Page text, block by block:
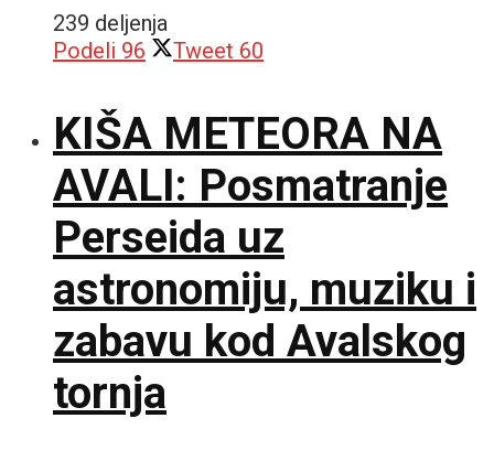
239 deljenja
Podeli 96 Tweet 60
KIŠA METEORA NA
AVALI: Posmatranje
Perseida uz
astronomiju, muziku i
zabavu kod Avalskog
tornja